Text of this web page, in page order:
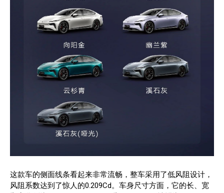
这款车的侧面线条看起来非常流畅，整车采用了低风阻设计，
风阻系数达到了惊人的0.209Cd。车身尺寸方面，它的长、宽